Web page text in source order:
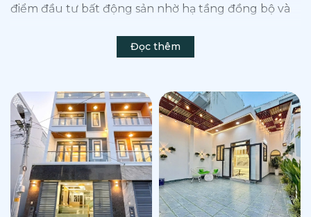
điểm đầu tư bất động sản nhờ hạ tầng đồng bộ và
Bài viết này sẽ cung cấp cho bạn cái nhìn toàn diện
bảng giá chi tiết từng khu vực đến những lưu ý
pháp lý "sống còn".
Đọc thêm